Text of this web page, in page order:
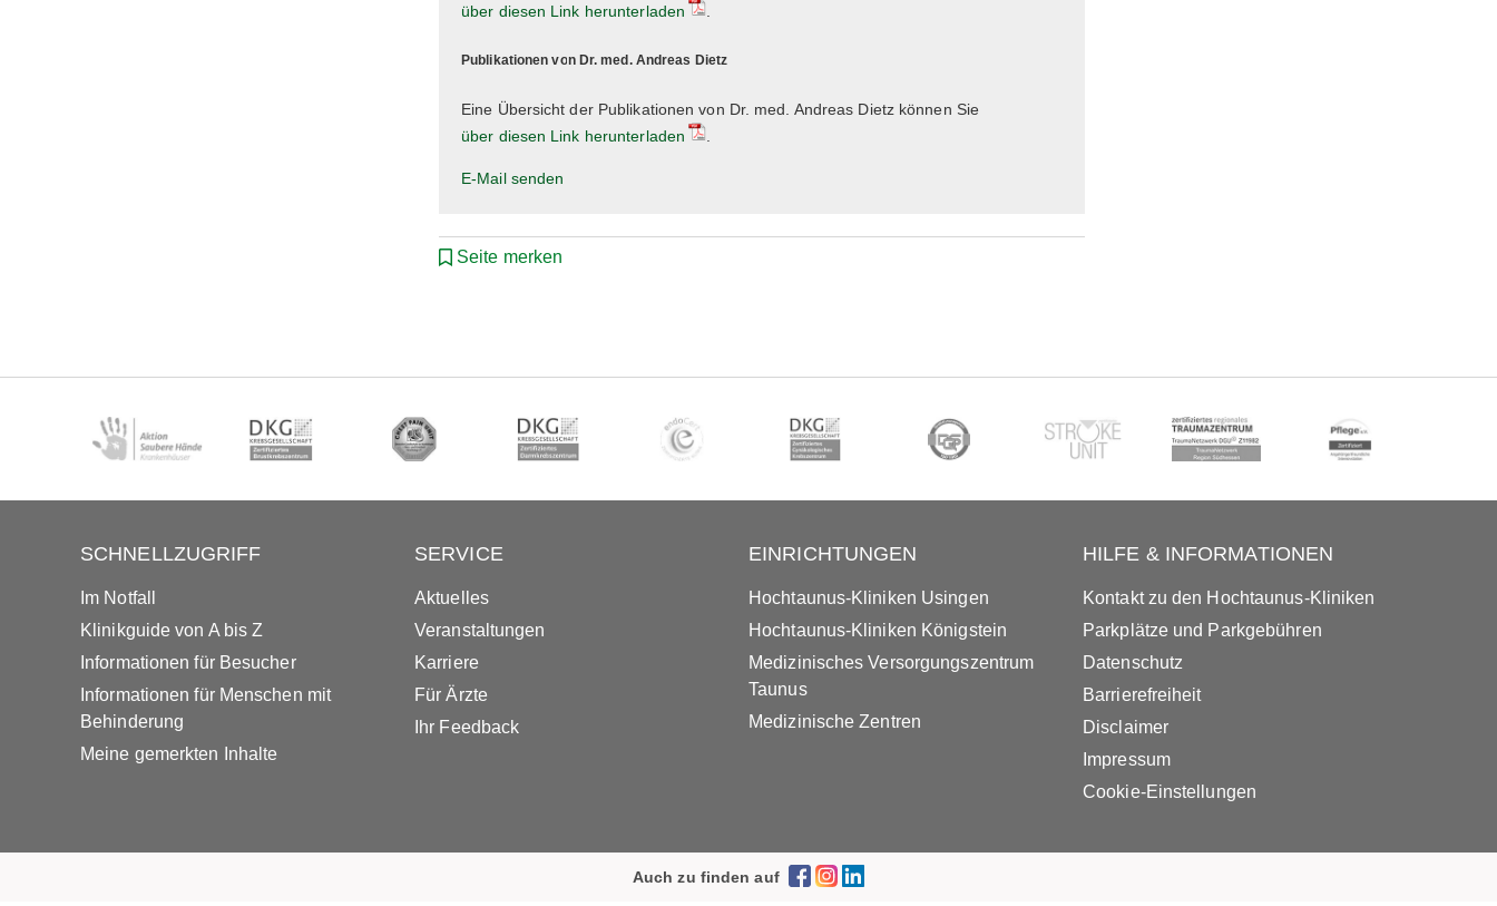
über diesen Link herunterladen
Publikationen von Dr. med. Andreas Dietz
Eine Übersicht der Publikationen von Dr. med. Andreas Dietz können Sie
über diesen Link herunterladen
E-Mail senden
Seite merken
SCHNELLZUGRIFF
Im Notfall
Klinikguide von A bis Z
Informationen für Besucher
Informationen für Menschen mit
Behinderung
Meine gemerkten Inhalte
SERVICE
Aktuelles
Veranstaltungen
Karriere
Für Ärzte
Ihr Feedback
EINRICHTUNGEN
Hochtaunus-Kliniken Usingen
Hochtaunus-Kliniken Königstein
Medizinisches Versorgungszentrum
Taunus
Medizinische Zentren
HILFE & INFORMATIONEN
Kontakt zu den Hochtaunus-Kliniken
Parkplätze und Parkgebühren
Datenschutz
Barrierefreiheit
Disclaimer
Impressum
Cookie-Einstellungen
Auch zu finden auf